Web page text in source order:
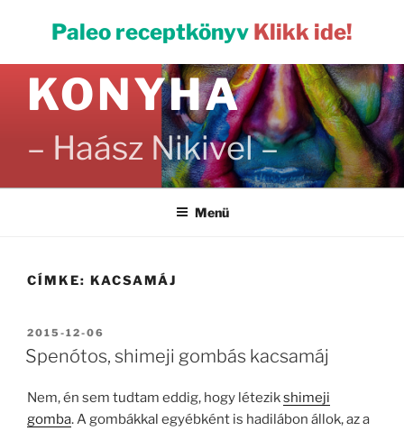
Paleo receptkönyv Klikk ide!
PALEO
KONYHA
– Haász Nikivel –
Menü
CÍMKE: KACSAMÁJ
BEKÜLDVE:
2015-12-06
Spenótos, shimeji gombás kacsamáj
Nem, én sem tudtam eddig, hogy létezikshimeji
gomba. A gombákkal egyébként is hadilábon állok, az a